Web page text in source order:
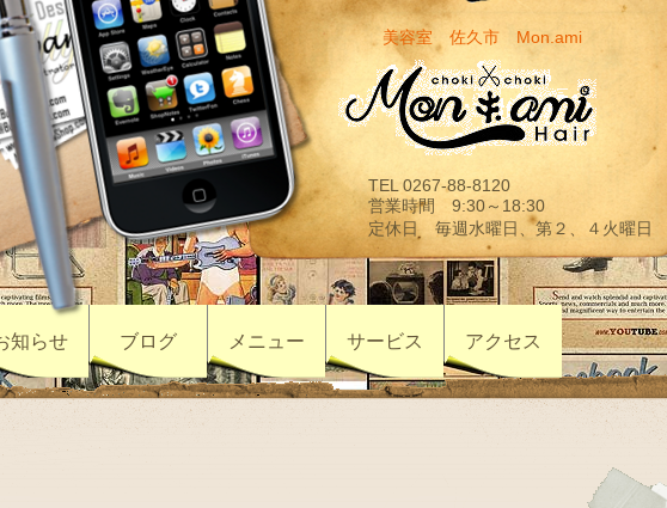
美容室 佐久市 Mon.ami
TEL 0267-88-8120
営業時間 9:30～18:30
定休日 毎週水曜日、第２、４火曜日
知らせ ブログ メニュー サービス アクセス